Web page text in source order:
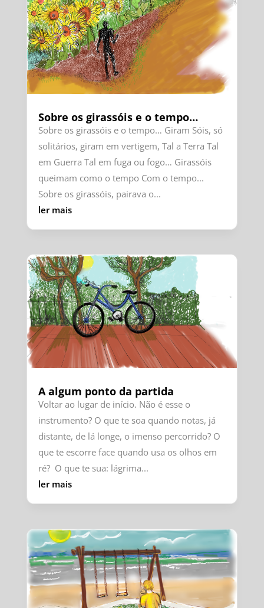
Sobre os girassóis e o tempo…
Sobre os girassóis e o tempo… Giram Sóis, só
solitários, giram em vertigem, Tal a Terra Tal
em Guerra Tal em fuga ou fogo… Girassóis
queimam como o tempo Com o tempo...
Sobre os girassóis, pairava o...
ler mais
A algum ponto da partida
Voltar ao lugar de início. Não é esse o
instrumento? O que te soa quando notas, já
distante, de lá longe, o imenso percorrido? O
que te escorre face quando usa os olhos em
ré? O que te sua: lágrima...
ler mais